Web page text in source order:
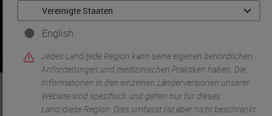
English
Jedes Land/jede Region kann seine eigenen behördlichen
Anforderungen und medizinischen Praktiken haben. Die
Informationen in den einzelnen Länderversionen unserer
Website sind spezifisch und gelten nur für dieses
Land/diese Region. Dies umfasst (ist aber nicht beschränkt
• Lösungen für die Histologie • Probenidentifizierung